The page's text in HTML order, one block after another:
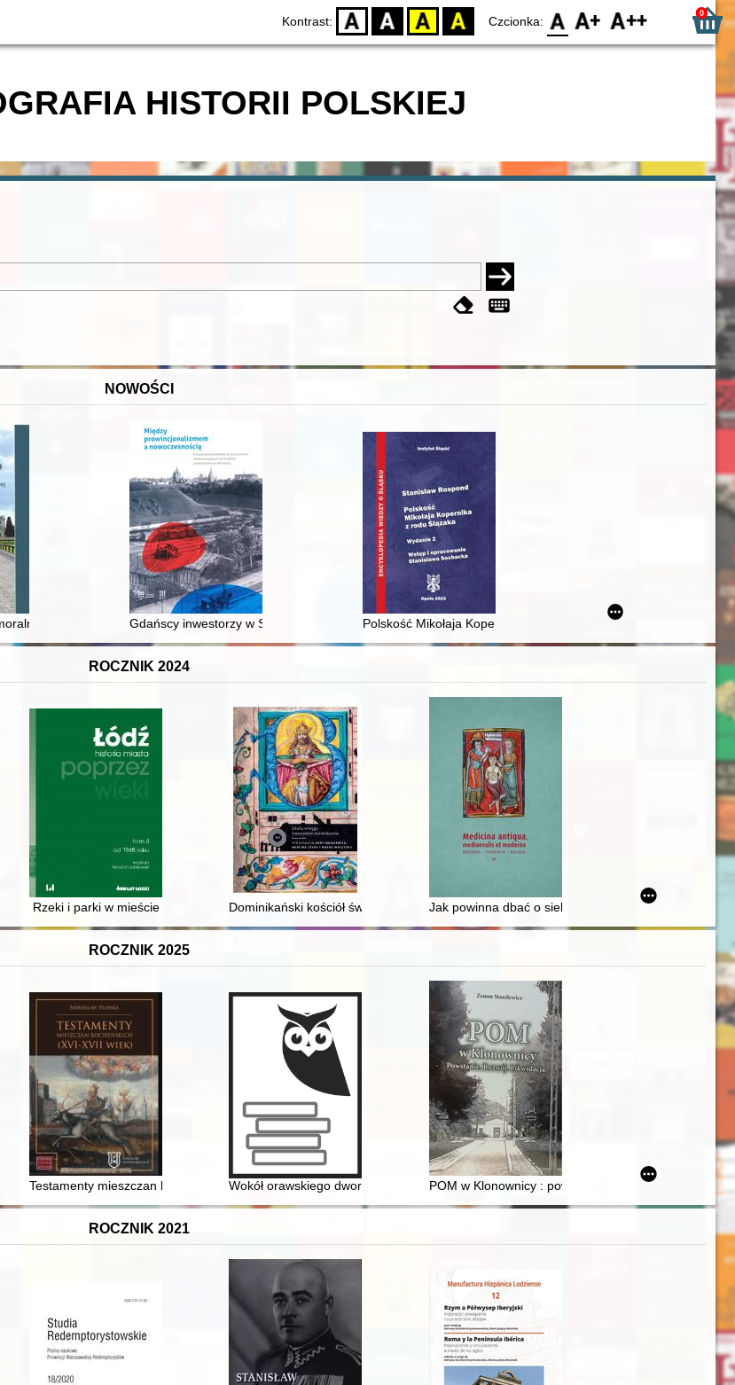
Kontrast: D BW YB BY Czcionka: F0 F1 F2 0
HISTORII POLSKIEJ
NOWOŚCI
do dziśsynów szlacheckich w XVI-wiecznej Rzeczypospolitej
Gdańscy inwestorzy w Sopocie : prestiż finansowy i towarzyski lokalnego mieszczaństwa w 2. poł. XIX w
Polskość Mikołaja Kopernika z rodu Ślązaka
ROCZNIK 2024
Kobiecych w 2019 roku
Rzeki i parki w mieście Dominikański kościół św. Tomasza w Krakowie w świetle źródeł pisanych
Jak powinna dbać o siebie kobieta w czasie ciąży,
ROCZNIK 2025
Testamenty mieszczan bocheńskich : (XVI - XVII wiek)Wokół orawskiego dworu : podróż w czasie i przestrzeniPOM w Klonownicy : powstanie : rozwój : likwidacja
ROCZNIK 2021